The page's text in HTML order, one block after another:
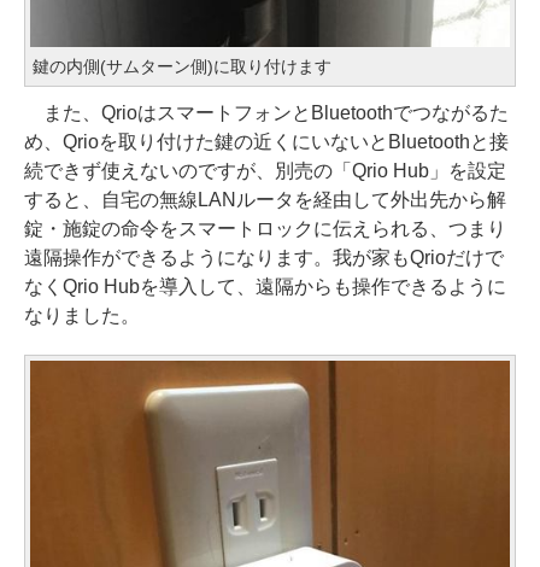
鍵の内側(サムターン側)に取り付けます
また、QrioはスマートフォンとBluetoothでつながるた
め、Qrioを取り付けた鍵の近くにいないとBluetoothと接
続できず使えないのですが、別売の「Qrio Hub」を設定
すると、自宅の無線LANルータを経由して外出先から解
錠・施錠の命令をスマートロックに伝えられる、つまり
遠隔操作ができるようになります。我が家もQrioだけで
なくQrio Hubを導入して、遠隔からも操作できるように
なりました。